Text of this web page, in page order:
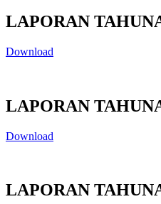
LAPORAN
Download
LAPORAN
Download
LAPORAN